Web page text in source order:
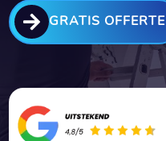
 GRATIS OFFERTE